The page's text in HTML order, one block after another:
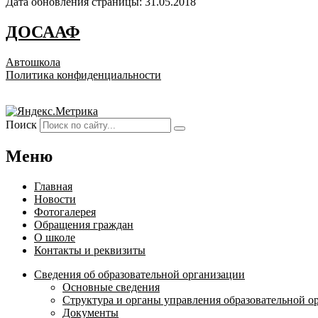
ДОСААФ
Автошкола
Политика конфиденциальности
Поиск
Меню
Главная
Новости
Фотогалерея
Обращения граждан
О школе
Контакты и реквизиты
Сведения об образовательной организации
Основные сведения
Структура и органы управления образовательной
Документы